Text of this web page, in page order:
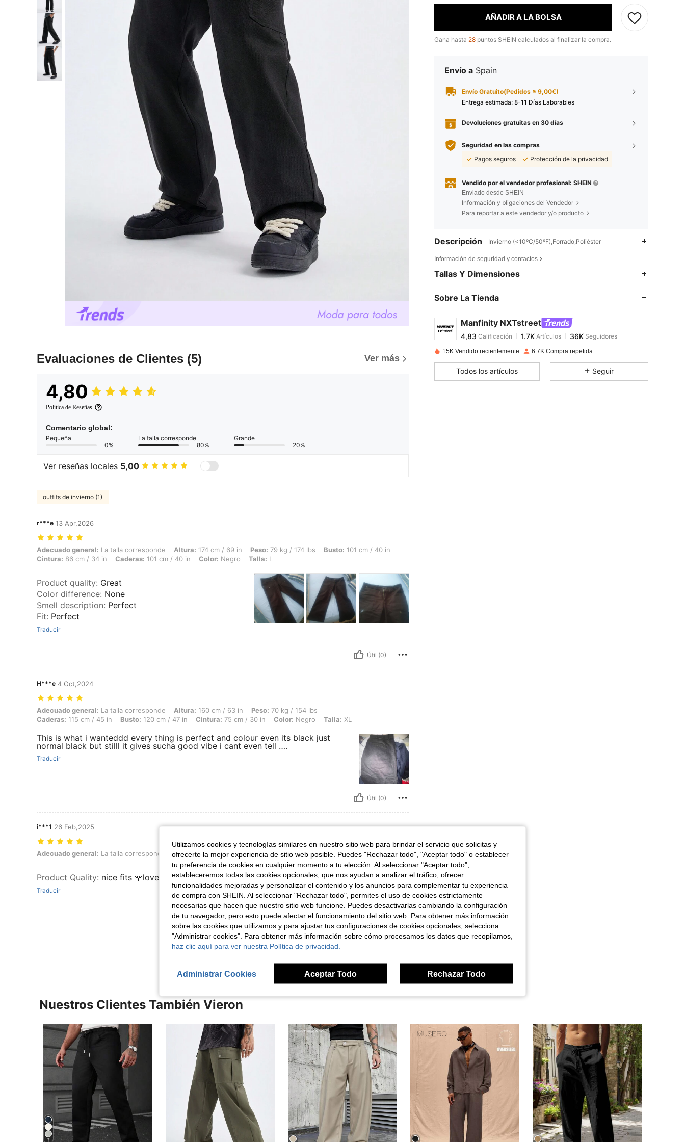
Evaluaciones de Clientes (5) Ver más
4,80
Política de Reseñas
Comentario global:
Pequeña
0%
La talla corresponde
80%
Grande
20%
Ver reseñas locales 5,00
outfits de invierno (1)
r***e 13 Apr,2026
Adecuado general: La talla corresponde, Altura: 174 cm / 69 in, Peso: 79 kg / 174 lbs, Busto: 101 cm / 40 in, Cintura: 86 cm / 34 in, Caderas: 101 cm / 40 in, Color: Negro, Talla: L
Adecuado general: La talla corresponde Altura: 174 cm / 69 in Peso: 79 kg / 174 lbs Busto: 101 cm / 40 in
Cintura: 86 cm / 34 in Caderas: 101 cm / 40 in Color: Negro Talla: L
Product quality: Great
Color difference: None
Smell description: Perfect
Fit: Perfect
Traducir
Útil (0)
H***e 4 Oct,2024
Adecuado general: La talla corresponde, Altura: 160 cm / 63 in, Peso: 70 kg / 154 lbs, Caderas: 115 cm / 45 in, Busto: 120 cm / 47 in, Cintura: 75 cm / 30 in, Color: Negro, Talla: XL
Adecuado general: La talla corresponde Altura: 160 cm / 63 in Peso: 70 kg / 154 lbs
Caderas: 115 cm / 45 in Busto: 120 cm / 47 in Cintura: 75 cm / 30 in Color: Negro Talla: XL
This is what i wanteddd every thing is perfect and colour even its black just
normal black but stilll it gives sucha good vibe i cant even tell ….
Traducir
Útil (0)
i***1 26 Feb,2025
Adecuado general: La talla corresponde, Color: Negro, Talla: M
Adecuado general: La talla corresponde Color:Negro Talla:M
Product Quality: nice fits 🌹lovely purchase
Traducir
Útil (0)
Ver Más Reseñas
AÑADIR A LA BOLSA
Gana hasta 28 puntos SHEIN calculados al finalizar la compra.
Envío a Spain
Envío Gratuito(Pedidos ≥ 9,00€)
Entrega estimada: 8-11 Días Laborables
Devoluciones gratuitas en 30 días
Seguridad en las compras
Pagos seguros
Protección de la privacidad
Vendido por el vendedor profesional: SHEIN
Enviado desde SHEIN
Información y bligaciones del Vendedor
Para reportar a este vendedor y/o producto
Descripción Invierno (<10ºC/50ºF),Forrado,Poliéster
Información de seguridad y contactos
Tallas Y Dimensiones
Sobre La Tienda
Manfinity NXTstreet
4,83
4,83 Calificación Artículos 36K
C***ypagadoHace 1 día
15K Vendido recientemente 6.7K Compra repetida
Todos los artículos Seguir
Nuestros Clientes También Vieron
7
Utilizamos cookies y tecnologías similares en nuestro sitio web para brindar el servicio que solicitas y
ofrecerte la mejor experiencia de sitio web posible. Puedes "Rechazar todo", "Aceptar todo" o establecer
tu preferencia de cookies en cualquier momento a tu elección. Al seleccionar "Aceptar todo",
estableceremos todas las cookies opcionales, que nos ayudan a analizar el tráfico, ofrecer
funcionalidades mejoradas y personalizar el contenido y los anuncios para complementar tu experiencia
de compra con SHEIN. Al seleccionar "Rechazar todo", permites el uso de cookies estrictamente
necesarias que hacen que nuestro sitio web funcione. Puedes desactivarlas cambiando la configuración
de tu navegador, pero esto puede afectar el funcionamiento del sitio web. Para obtener más información
sobre las cookies que utilizamos y para ajustar tus configuraciones de cookies opcionales, selecciona
"Administrar cookies". Para obtener más información sobre cómo procesamos los datos que recopilamos,
haz clic aquí para ver nuestra Política de privacidad.
Administrar Cookies Aceptar Todo Rechazar Todo